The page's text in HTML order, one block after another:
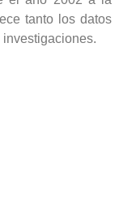
tanto los datos